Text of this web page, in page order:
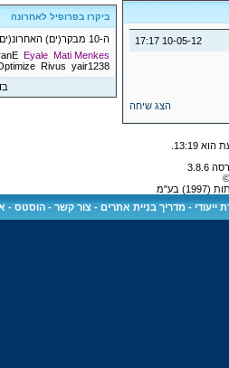
10-05-12
17:17
הצג שיחה
ביקרו בפרופיל לאחרונה
ה-10 מבקר(ים) האחרונ(ים) לדף זה היו:
Eyale Mati Menkes
Rivus yair1238
13:19
בע"מ
ייעודי -מדריך בניית אתרים -צור קשר -הוסטס -